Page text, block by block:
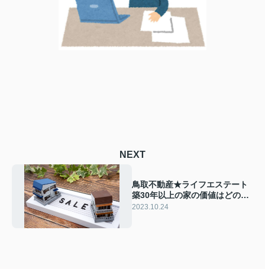
NEXT
鳥取不動産★ライフエステート
築30年以上の家の価値はどのく
らい？売却しやすい条件や方法
2023.10.24